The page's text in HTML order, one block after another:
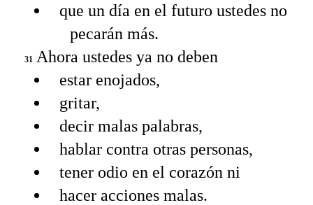
que un día en el futuro ustedes no
pecarán más.
31
Ahora ustedes ya no deben
estar enojados,
gritar,
decir malas palabras,
hablar contra otras personas,
tener odio en el corazón ni
hacer acciones malas.